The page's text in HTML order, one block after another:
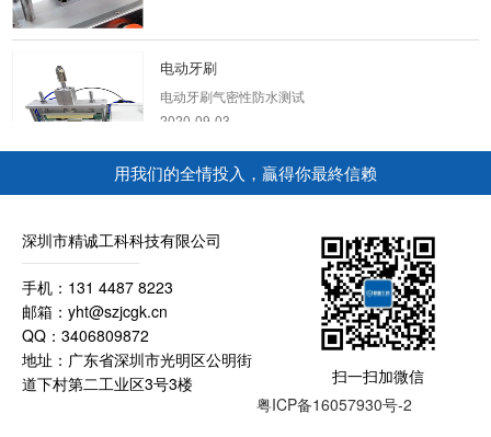
电动牙刷
电动牙刷气密性防水测试
2020-09-03
蓝牙耳机 IPX7防水检测方案
2020-09-04
手表气密性防水测试
2020-09-04
用我们的全情投入，贏得你最終信赖
深圳市精诚工科科技有限公司
手机：131 4487 8223
邮箱：yht@szjcgk.cn
QQ：3406809872
地址：广东省深圳市光明区公明街
道下村第二工业区3号3楼
扫一扫加微信
粤ICP备16057930号-2